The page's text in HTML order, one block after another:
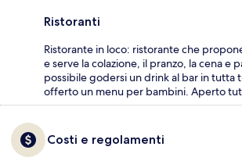
Ristoranti
Ristorante in loco: ristorante che
e serve la colazione, il pranzo, la cena e
possibile godersi un drink al bar in tutta
offerto un menu per bambini. Aperto
Costi e regolamenti